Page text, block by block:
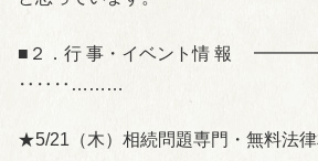
■２．行 事・イベント情 報
‥‥‥………
★5/21（木）相続問題専門・無料法